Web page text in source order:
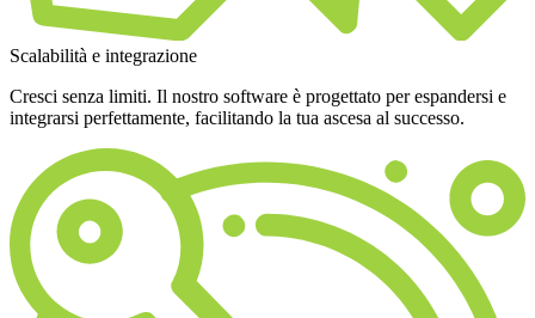
Scalabilità e integrazione
Cresci senza limiti. Il nostro software è progettato per espandersi e
integrarsi perfettamente, facilitando la tua ascesa al successo.